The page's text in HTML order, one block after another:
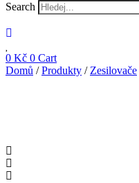
Search
0 Kč 0 Cart
Domů /Produkty /Zesilovače